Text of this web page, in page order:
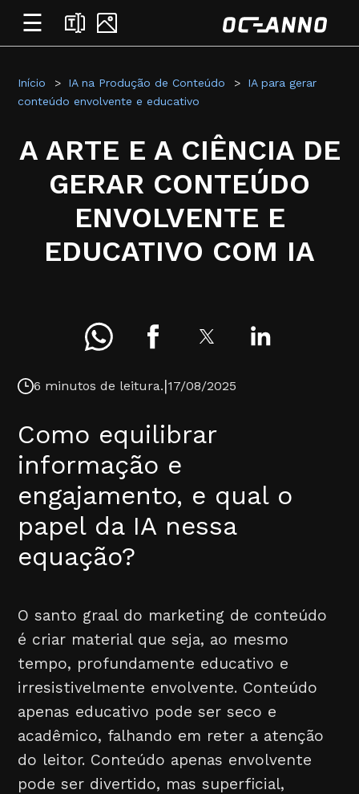
☰
Início IA na Produção de Conteúdo
IA para gerar
conteúdo envolvente e educativo
A ARTE E A CIÊNCIA DE
GERAR CONTEÚDO
ENVOLVENTE E
EDUCATIVO COM IA
6 minutos de leitura.|17/08/2025
Como equilibrar
informação e
engajamento, e qual o
papel da IA nessa
equação?
O santo graal do marketing de conteúdo
é criar material que seja, ao mesmo
tempo, profundamente educativo e
irresistivelmente envolvente. Conteúdo
apenas educativo pode ser seco e
acadêmico, falhando em reter a atenção
do leitor. Conteúdo apenas envolvente
pode ser divertido, mas superficial,